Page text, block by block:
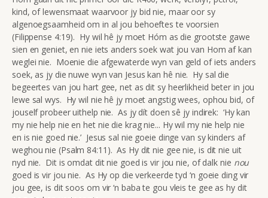
kind, of lewensmaat waarvoor jy bid nie, maar oor sy
algenoegsaamheid om in al jou behoeftes te voorsien
(Filippense 4:19). Hy wil hê jy moet Hóm as die grootste gawe
sien en geniet, en nie iets anders soek wat jou van Hom af kan
weglei nie. Moenie die afgewaterde wyn van geld of iets anders
soek, as jy die nuwe wyn van Jesus kan hê nie. Hy sal die
begeertes van jou hart gee, net as dit sy heerlikheid beter in jou
lewe sal wys. Hy wil nie hê jy moet angstig wees, ophou bid, of
jouself probeer uithelp nie. As jy dít doen sê jy indirek: ‘Hy kan
my nie help nie en het nie die krag nie... Hy wil my nie help nie
en is nie goed nie.’ Jesus sal nie goeie dinge van sy kinders af
weghou nie (Psalm 84:11). As Hy dit nie gee nie, is dit nie uit
nyd nie. Dit is omdat dit nie goed is vir jou nie, of dalk nie nou
goed is vir jou nie. As Hy op die verkeerde tyd ‘n goeie ding vir
jou gee, is dit soos om vir ‘n baba te gou vleis te gee as hy dit